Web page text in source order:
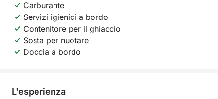
Carburante
Servizi igienici a bordo
Contenitore per il ghiaccio
Sosta per nuotare
Doccia a bordo
L'esperienza